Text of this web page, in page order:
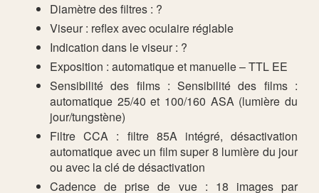
Diamètre des filtres : ?
Viseur : reflex avec oculaire réglable
Indication dans le viseur : ?
Exposition : automatique et manuelle – TTL EE
Sensibilité des films : Sensibilité des films :
automatique 25/40 et 100/160 ASA (lumière du
jour/tungstène)
Filtre CCA : filtre 85A intégré, désactivation
automatique avec un film super 8 lumière du jour
ou avec la clé de désactivation
Cadence de prise de vue : 18 images par